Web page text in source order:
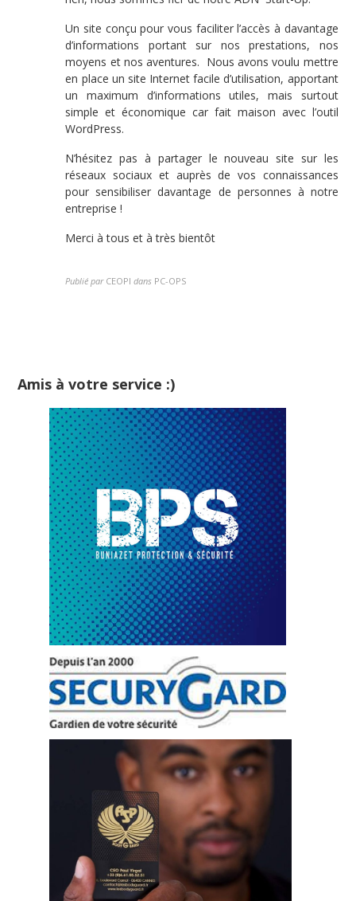
Un site conçu pour vous faciliter l’accès à davantage
d’informations portant sur nos prestations, nos
moyens et nos aventures. Nous avons voulu mettre
en place un site Internet facile d’utilisation, apportant
un maximum d’informations utiles, mais surtout
simple et économique car fait maison avec l’outil
WordPress.
N’hésitez pas à partager le nouveau site sur les
réseaux sociaux et auprès de vos connaissances
pour sensibiliser davantage de personnes à notre
entreprise !
Merci à tous et à très bientôt
Publié par CEOPI dans PC-OPS
Amis à votre service :)